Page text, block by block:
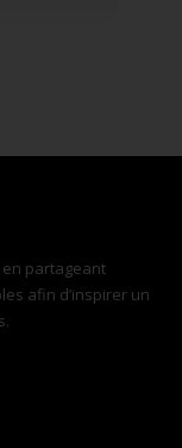
partageant
afin d’inspirer un